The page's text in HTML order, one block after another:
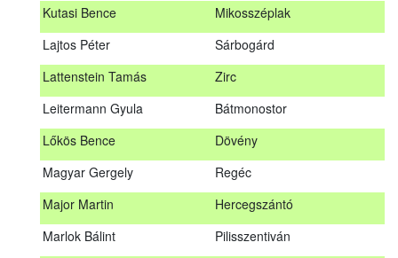
Kutasi Bence
Mikosszéplak
Lajtos Péter
Sárbogárd
Lattenstein Tamás
Zirc
Leitermann Gyula
Bátmonostor
Lőkös Bence
Dövény
Magyar Gergely
Regéc
Major Martin
Hercegszántó
Marlok Bálint
Pilisszentiván
Kovács Dániel
Sárbogárd
Lattenstein Tamás
Zirc
Leitermann Gyula
Bátmonostor